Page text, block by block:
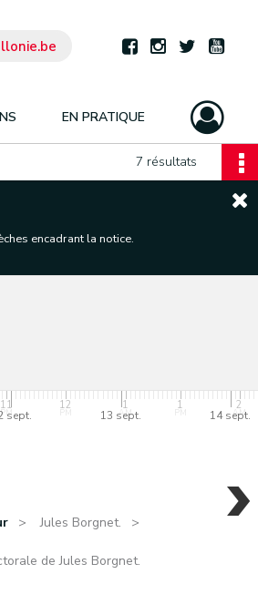
EN PRATIQUE
7 résultats
encadrant la notice.
sept. 13 sept. 14 sept.
11
PM
12 1
AM
1 2
AM
Jules Borgnet.
de Jules Borgnet.